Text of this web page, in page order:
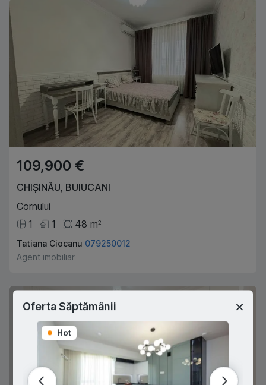
109,900 €
CHIȘINĂU, BUIUCANI
Cornului
1
1 48 m2
Tatiana Ciocanu 079250012
Agent imobiliar
REZERVAT
Oferta Săptămânii
Hot